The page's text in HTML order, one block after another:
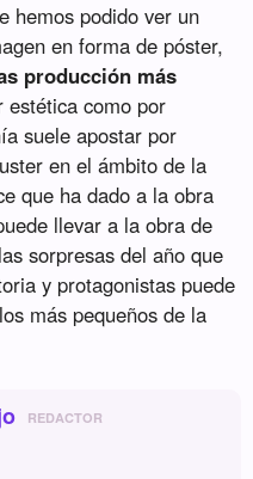
hemos podido ver un
en forma de póster,
producción más
estética como por
suele apostar por
en el ámbito de la
que ha dado a la obra
llevar a la obra de
sorpresas del año que
y protagonistas puede
más pequeños de la
REDACTOR